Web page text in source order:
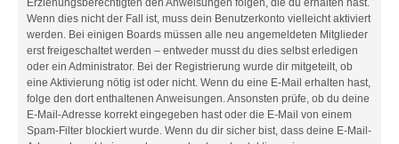
Erziehungsberechtigten den Anweisungen folgen, die du erhalten hast.
Wenn dies nicht der Fall ist, muss dein Benutzerkonto vielleicht aktiviert
werden. Bei einigen Boards müssen alle neu angemeldeten Mitglieder
erst freigeschaltet werden – entweder musst du dies selbst erledigen
oder ein Administrator. Bei der Registrierung wurde dir mitgeteilt, ob
eine Aktivierung nötig ist oder nicht. Wenn du eine E-Mail erhalten hast,
folge den dort enthaltenen Anweisungen. Ansonsten prüfe, ob du deine
E-Mail-Adresse korrekt eingegeben hast oder die E-Mail von einem
Spam-Filter blockiert wurde. Wenn du dir sicher bist, dass deine E-Mail-